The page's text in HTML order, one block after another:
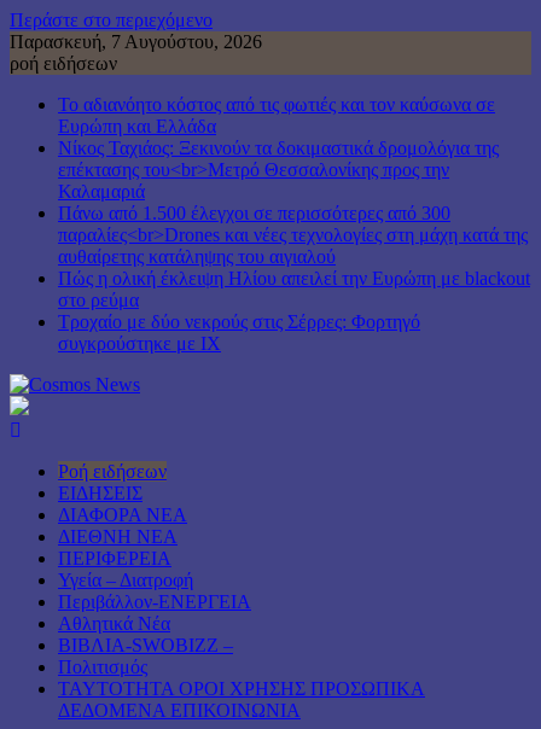
Περάστε στο περιεχόμενο
Παρασκευή, 7 Αυγούστου, 2026
ροή ειδήσεων
Το αδιανόητο κόστος από τις φωτιές και τον καύσωνα σε
Ευρώπη και Ελλάδα
Νίκος Ταχιάος: Ξεκινούν τα δοκιμαστικά δρομολόγια της
επέκτασης του<br>Μετρό Θεσσαλονίκης προς την
Καλαμαριά
Πάνω από 1.500 έλεγχοι σε περισσότερες από 300
παραλίες<br>Drones και νέες τεχνολογίες στη μάχη κατά της
αυθαίρετης κατάληψης του αιγιαλού
Πώς η ολική έκλειψη Ηλίου απειλεί την Ευρώπη με blackout
στο ρεύμα
Τροχαίο με δύο νεκρούς στις Σέρρες: Φορτηγό
συγκρούστηκε με ΙΧ
Ροή ειδήσεων
ΕΙΔΗΣΕΙΣ
ΔΙΑΦΟΡΑ ΝΕΑ
ΔΙΕΘΝΗ ΝΕΑ
ΠΕΡΙΦΕΡΕΙΑ
Υγεία – Διατροφή
Περιβάλλον-ΕΝΕΡΓΕΙΑ
Αθλητικά Νέα
ΒΙΒΛΙΑ-SWOBIZZ –
Πολιτισμός
TAYTOTHTA ΟΡΟΙ ΧΡΗΣΗΣ ΠΡΟΣΩΠΙΚΑ
ΔΕΔΟΜΕΝΑ ΕΠΙΚΟΙΝΩΝΙΑ